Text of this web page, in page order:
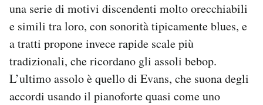
una serie di motivi discendenti molto orecchiabili
e simili tra loro, con sonorità tipicamente blues, e
a tratti propone invece rapide scale più
tradizionali, che ricordano gli assoli bebop.
L’ultimo assolo è quello di Evans, che suona degli
accordi usando il pianoforte quasi come uno